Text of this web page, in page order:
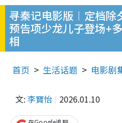
寻秦记电影版︱定档
预告项少龙儿子登场+
相
首页 生活话题 电影剧
文: 李寶怡 2026.01.10